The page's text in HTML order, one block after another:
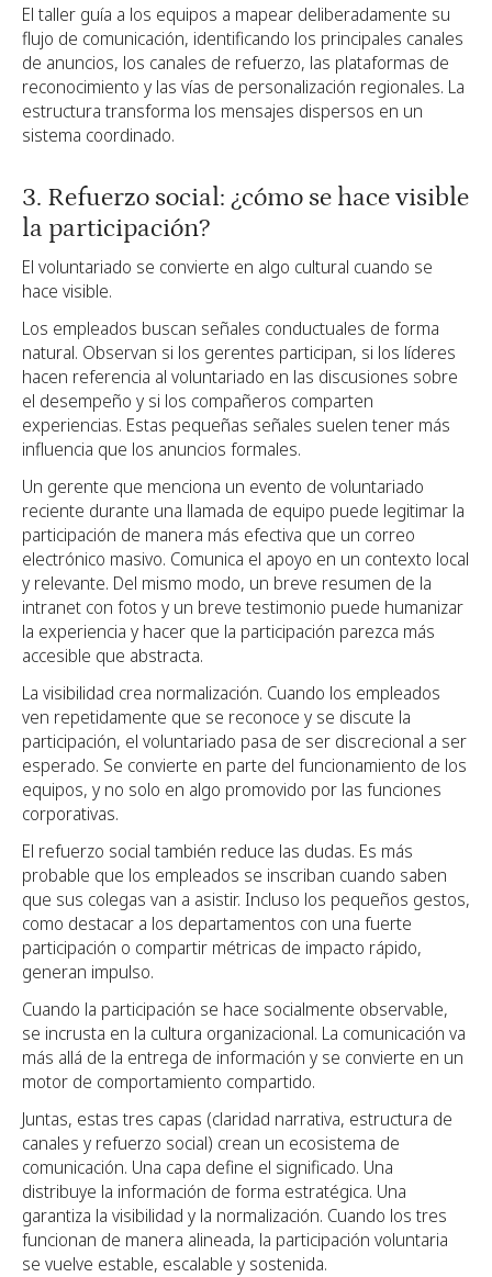
El taller guía a los equipos a mapear deliberadamente su
flujo de comunicación, identificando los principales canales
de anuncios, los canales de refuerzo, las plataformas de
reconocimiento y las vías de personalización regionales. La
estructura transforma los mensajes dispersos en un
sistema coordinado.
3. Refuerzo social: ¿cómo se hace visible
la participación?
El voluntariado se convierte en algo cultural cuando se
hace visible.
Los empleados buscan señales conductuales de forma
natural. Observan si los gerentes participan, si los líderes
hacen referencia al voluntariado en las discusiones sobre
el desempeño y si los compañeros comparten
experiencias. Estas pequeñas señales suelen tener más
influencia que los anuncios formales.
Un gerente que menciona un evento de voluntariado
reciente durante una llamada de equipo puede legitimar la
participación de manera más efectiva que un correo
electrónico masivo. Comunica el apoyo en un contexto local
y relevante. Del mismo modo, un breve resumen de la
intranet con fotos y un breve testimonio puede humanizar
la experiencia y hacer que la participación parezca más
accesible que abstracta.
La visibilidad crea normalización. Cuando los empleados
ven repetidamente que se reconoce y se discute la
participación, el voluntariado pasa de ser discrecional a ser
esperado. Se convierte en parte del funcionamiento de los
equipos, y no solo en algo promovido por las funciones
corporativas.
El refuerzo social también reduce las dudas. Es más
probable que los empleados se inscriban cuando saben
que sus colegas van a asistir. Incluso los pequeños gestos,
como destacar a los departamentos con una fuerte
participación o compartir métricas de impacto rápido,
generan impulso.
Cuando la participación se hace socialmente observable,
se incrusta en la cultura organizacional. La comunicación va
más allá de la entrega de información y se convierte en un
motor de comportamiento compartido.
Juntas, estas tres capas (claridad narrativa, estructura de
canales y refuerzo social) crean un ecosistema de
comunicación. Una capa define el significado. Una
distribuye la información de forma estratégica. Una
garantiza la visibilidad y la normalización. Cuando los tres
funcionan de manera alineada, la participación voluntaria
se vuelve estable, escalable y sostenida.